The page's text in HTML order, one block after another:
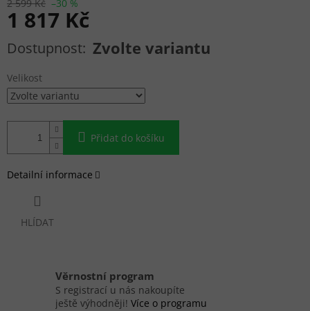
2 599 Kč –30 %
1 817 Kč
Měrná cena: Zvolte variantu
Velikost
Přidat do košíku
Detailní informace
HLÍDAT
Věrnostní program
S registrací u nás nakoupíte
ještě výhodněji! Více o programu